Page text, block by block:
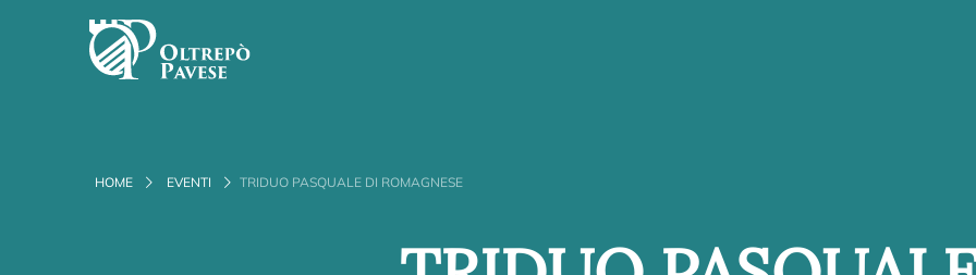
HOME EVENTI TRIDUO PASQUALE DI ROMAGNESE